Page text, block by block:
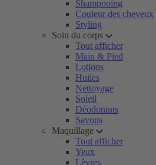
Shampooing
Couleur des cheveux
Styling
Soin du corps
Tout afficher
Main & Pied
Lotions
Huiles
Nettoyage
Soleil
Déodorants
Savons
Maquillage
Tout afficher
Yeux
Lèvres